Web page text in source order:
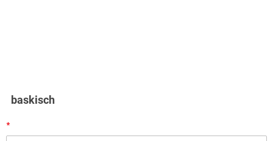
baskisch
*